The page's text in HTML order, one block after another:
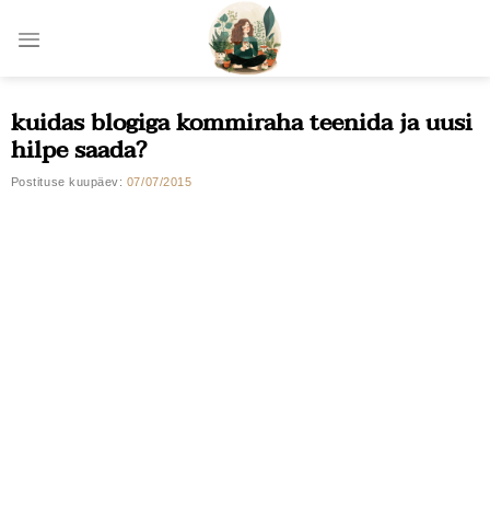
kuidas blogiga kommiraha teenida ja uusi
hilpe saada?
Postituse kuupäev: 07/07/2015